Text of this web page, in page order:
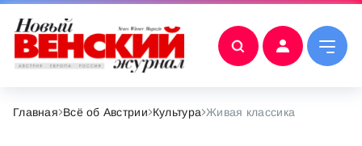
Главная Всё об Австрии Культура Живая классика